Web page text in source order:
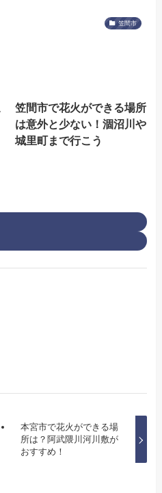
笠間市
笠間市で花火ができる場所
は意外と少ない！涸沼川や
城里町まで行こう
本宮市で花火ができる場
所は？阿武隈川河川敷が
おすすめ！